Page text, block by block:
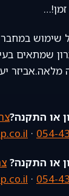
שימוש
שמתאים
או התקנה?
054-
·
או התקנה?
054-
·